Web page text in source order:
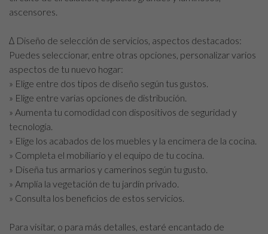
ascensores.
∆ Diseño de selección de servicios, aspectos destacados:
Puedes seleccionar, entre otras opciones, personalizar varios
aspectos de tu nuevo hogar:
» Elige entre dos tipos de diseño según tus gustos.
» Elige entre varias opciones de distribución.
» Aumenta tu comodidad con dispositivos de seguridad y
tecnología.
» Elige los acabados de los muebles y la encimera de la cocina.
» Completa el mobiliario y el equipo de tu cocina.
» Diseña tus armarios y camerinos según tu gusto.
» Amplía la vegetación de tu jardín privado.
» Consulta los beneficios de estos servicios.
Para visitar, o para más detalles, estaré encantado de